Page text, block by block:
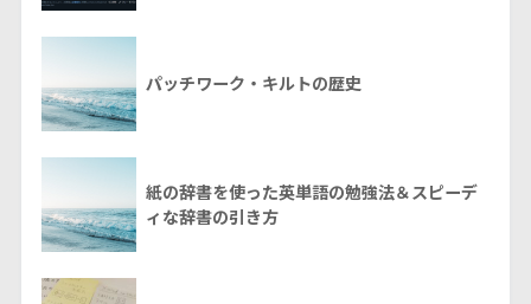
パッチワーク・キルトの歴史
紙の辞書を使った英単語の勉強法＆スピーデ
ィな辞書の引き方